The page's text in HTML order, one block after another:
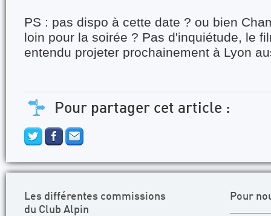
PS : pas dispo à cette date ? ou bien
loin pour la soirée ? Pas d'inquiétude, le
entendu projeter prochainement à Lyon
Pour partager cet article :
Les différentes commissions
du Club Alpin
Pour